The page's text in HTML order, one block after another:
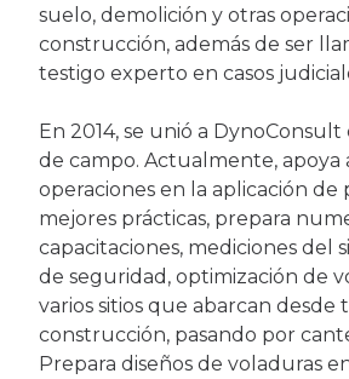
suelo, demolición y otras
construcción, además de ser
testigo experto en casos
En 2014, se unió a
de campo. Actualmente, apoya
operaciones en la aplicación de
mejores prácticas, prepara
capacitaciones, mediciones del
de seguridad, optimización de
varios sitios que abarcan desde
construcción, pasando por
Prepara diseños de voladuras